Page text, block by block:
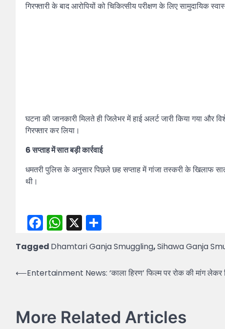
गिरफ्तारी के बाद आरोपियों को चिकित्सीय परीक्षण के लिए सामुदायिक
घटना की जानकारी मिलते ही जिलेभर में हाई अलर्ट जारी किया गया
गिरफ्तार कर लिया।
6 सप्ताह में सात बड़ी कार्रवाई
धमतरी पुलिस के अनुसार पिछले छह सप्ताह में गांजा तस्करी के खिलाफ
थी।
Facebook
WhatsApp
X
Tagged Dhamtari Ganja Smuggling,Sihawa Ganja
Post
⟵Entertainment News: ‘काला हिरण’ फिल्म पर रोक की मांग लेकर
More Related Articles